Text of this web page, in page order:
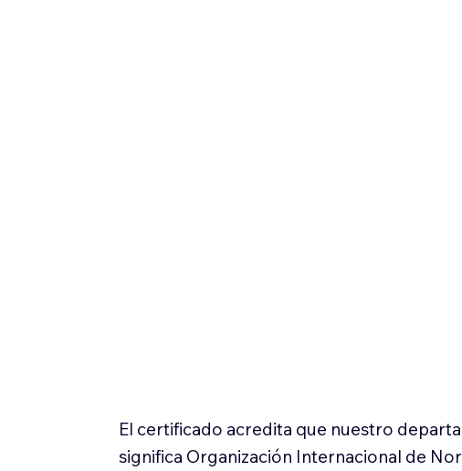
El certificado acredita que nuestro
significa Organización Internacional de